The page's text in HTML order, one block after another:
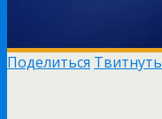
Поделиться Твитнуть